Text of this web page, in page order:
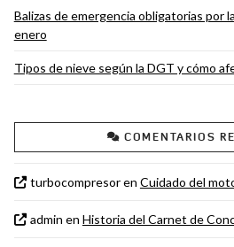
Balizas de emergencia obligatorias por
enero
Tipos de nieve según la DGT y cómo
COMENTARIOS
turbocompresoren Cuidado del
admin en Historia del Carnet de